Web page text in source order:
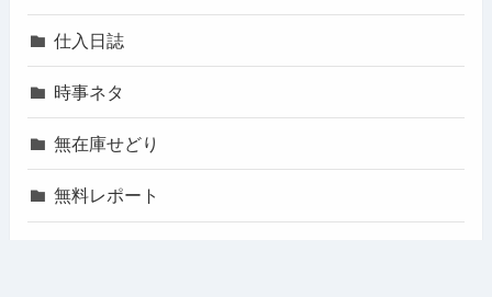
仕入日誌
時事ネタ
無在庫せどり
無料レポート